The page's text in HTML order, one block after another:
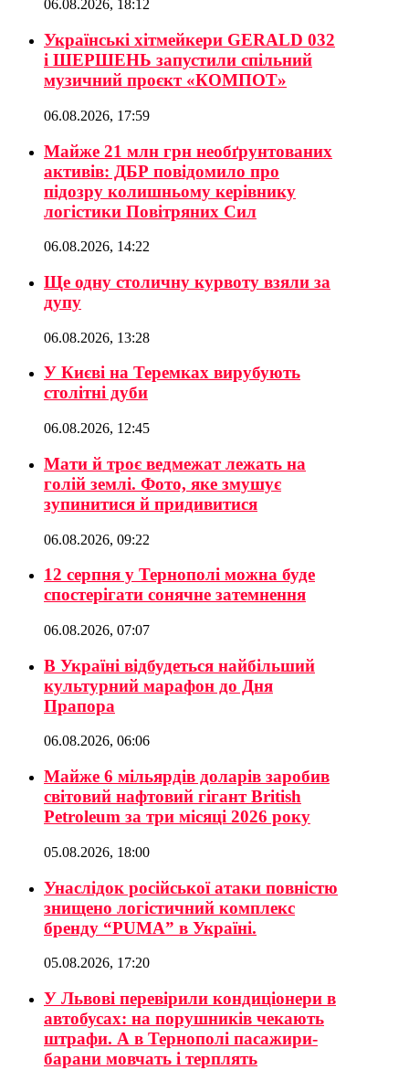
06.08.2026, 18:12
Українські хітмейкери GERALD 032
і ШЕРШЕНЬ запустили спільний
музичний проєкт «КОМПОТ»
06.08.2026, 17:59
Майже 21 млн грн необґрунтованих
активів: ДБР повідомило про
підозру колишньому керівнику
логістики Повітряних Сил
06.08.2026, 14:22
Ще одну столичну курвоту взяли за
дупу
06.08.2026, 13:28
У Києві на Теремках вирубують
столітні дуби
06.08.2026, 12:45
Мати й троє ведмежат лежать на
голій землі. Фото, яке змушує
зупинитися й придивитися
06.08.2026, 09:22
12 серпня у Тернополі можна буде
спостерігати сонячне затемнення
06.08.2026, 07:07
В Україні відбудеться найбільший
культурний марафон до Дня
Прапора
06.08.2026, 06:06
Майже 6 мільярдів доларів заробив
світовий нафтовий гігант British
Petroleum за три місяці 2026 року
05.08.2026, 18:00
Унаслідок російської атаки повністю
знищено логістичний комплекс
бренду “PUMA” в Україні.
05.08.2026, 17:20
У Львові перевірили кондиціонери в
автобусах: на порушників чекають
штрафи. А в Тернополі пасажири-
барани мовчать і терплять